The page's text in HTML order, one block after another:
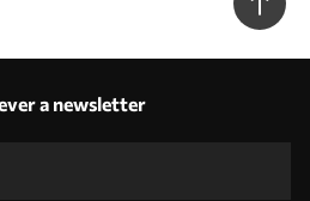
a newsletter